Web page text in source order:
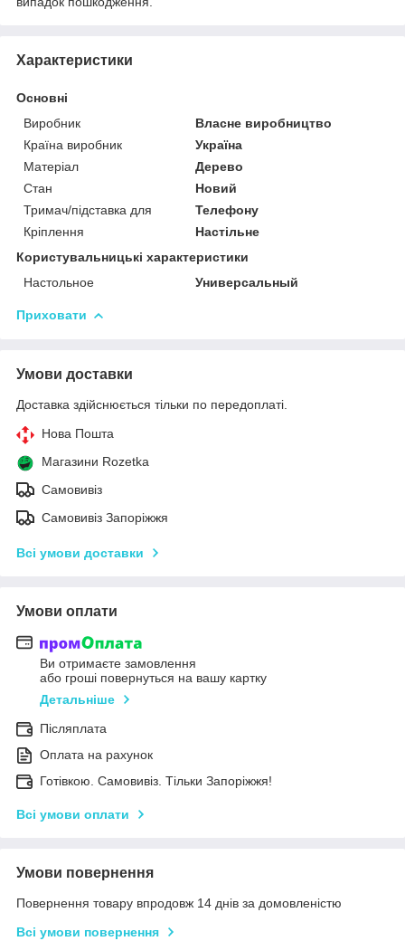
Характеристики
Основні
Виробник
Власне виробництво
Країна виробник
Україна
Матеріал
Дерево
Стан
Новий
Тримач/підставка для
Телефону
Кріплення
Настільне
Користувальницькі характеристики
Настольное
Универсальный
Приховати
Умови доставки
Доставка здійснюється тільки по передоплаті.
Нова Пошта
Магазини Rozetka
Самовивіз
Самовивіз Запоріжжя
Всі умови доставки
Умови оплати
Ви отримаєте замовлення
або гроші повернуться на вашу картку
Детальніше
Післяплата
Оплата на рахунок
Готівкою. Самовивіз. Тільки Запоріжжя!
Всі умови оплати
Умови повернення
Повернення товару впродовж 14 днів за домовленістю
Всі умови повернення